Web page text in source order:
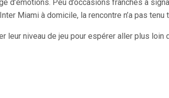
d’émotions. Peu d’occasions franches à
Miami à domicile, la rencontre n’a pas
leur niveau de jeu pour espérer aller plus